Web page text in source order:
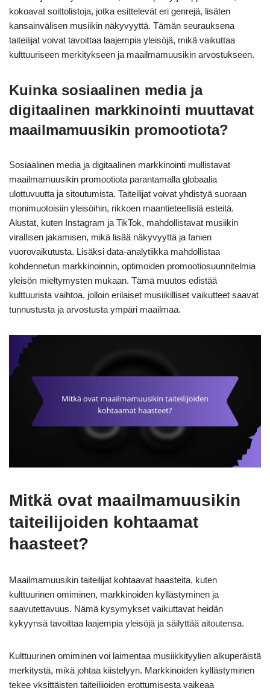
kokoavat soittolistoja, jotka esittelevät eri genrejä, lisäten
kansainvälisen musiikin näkyvyyttä. Tämän seurauksena
taiteilijat voivat tavoittaa laajempia yleisöjä, mikä vaikuttaa
kulttuuriseen merkitykseen ja maailmamuusikin arvostukseen.
Kuinka sosiaalinen media ja
digitaalinen markkinointi muuttavat
maailmamuusikin promootiota?
Sosiaalinen media ja digitaalinen markkinointi mullistavat
maailmamuusikin promootiota parantamalla globaalia
ulottuvuutta ja sitoutumista. Taiteilijat voivat yhdistyä suoraan
monimuotoisiin yleisöihin, rikkoen maantieteellisiä esteitä.
Alustat, kuten Instagram ja TikTok, mahdollistavat musiikin
virallisen jakamisen, mikä lisää näkyvyyttä ja fanien
vuorovaikutusta. Lisäksi data-analytiikka mahdollistaa
kohdennetun markkinoinnin, optimoiden promootiosuunnitelmia
yleisön mieltymysten mukaan. Tämä muutos edistää
kulttuurista vaihtoa, jolloin erilaiset musiikilliset vaikutteet saavat
tunnustusta ja arvostusta ympäri maailmaa.
Mitkä ovat maailmamuusikin
taiteilijoiden kohtaamat
haasteet?
Maailmamuusikin taiteilijat kohtaavat haasteita, kuten
kulttuurinen omiminen, markkinoiden kyllästyminen ja
saavutettavuus. Nämä kysymykset vaikuttavat heidän
kykyynsä tavoittaa laajempia yleisöjä ja säilyttää aitoutensa.
Kulttuurinen omiminen voi laimentaa musiikkityylien alkuperäistä
merkitystä, mikä johtaa kiistelyyn. Markkinoiden kyllästyminen
tekee yksittäisten taiteilijoiden erottumisesta vaikeaa